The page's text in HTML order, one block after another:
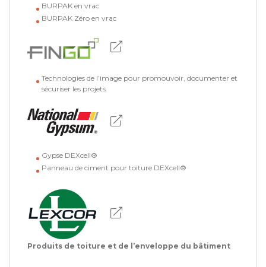
BURPAK en vrac
BURPAK Zéro en vrac
Technologies de l’image pour promouvoir, documenter et
sécuriser les projets
Gypse DEXcell®
Panneau de ciment pour toiture DEXcell®
Produits de toiture et de l’enveloppe du bâtiment